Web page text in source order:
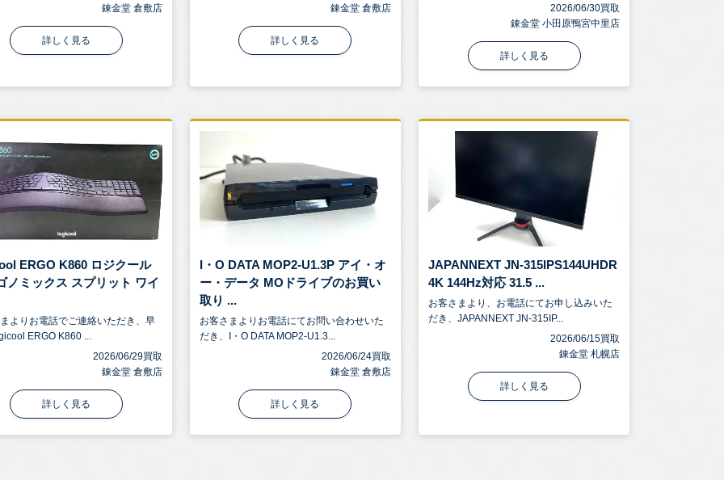
錬金堂 倉敷店
詳しく見る
錬金堂 倉敷店
詳しく見る
2026/06/30買取
錬金堂 小田原鴨宮中里店
詳しく見る
ERGO K860 ロジクール
ノミックス スプリット ワイ
よりお電話でご連絡いただき、早
ERGO K860 ...
2026/06/29買取
錬金堂 倉敷店
詳しく見る
I・O DATA MOP2-U1.3P アイ・オ
ー・データ MOドライブのお買い
取り ...
お客さまよりお電話にてお問い合わせいた
だき、I・O DATA MOP2-U1.3...
2026/06/24買取
錬金堂 倉敷店
詳しく見る
JAPANNEXT JN-315IPS144UHDR
4K 144Hz対応 31.5 ...
お客さまより、お電話にてお申し込みいた
だき、JAPANNEXT JN-315IP...
2026/06/15買取
錬金堂 札幌店
詳しく見る